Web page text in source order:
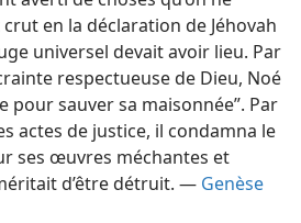
en la déclaration de Jéhovah
universel devait avoir lieu. Par
respectueuse de Dieu, Noé
pour sauver sa maisonnée”. Par
actes de justice, il condamna le
ses œuvres méchantes et
d’être détruit. — Genèse